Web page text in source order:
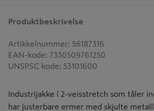
Produktbeskrivelse
Artikkelnummer: 56187316
EAN-kode: 7330509761250
UNSPSC kode: 53101600
Industrijakke i 2-veisstretch som tåler
har justerbare ermer med skjulte